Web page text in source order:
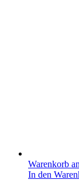
Warenkorb
In den